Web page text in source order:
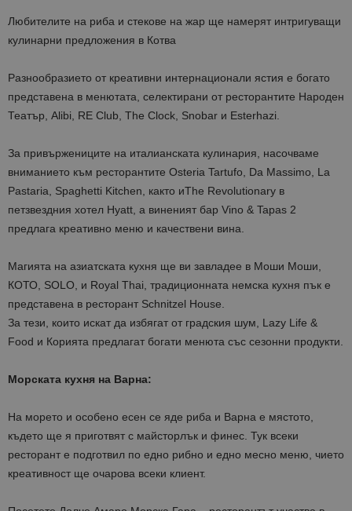
Любителите на риба и стекове на жар ще намерят интригуващи
кулинарни предложения в Котва
Разнообразието от креативни интернационали ястия е богато
представена в менютата, селектирани от ресторантите Народен
Театър, Alibi, RE Club, The Clock, Snobar и Esterhazi.
За привържениците на италианската кулинария, насочваме
вниманието към ресторантите Osteria Tartufo, Da Massimo, La
Pastaria, Spaghetti Kitchen, както иThe Revolutionary в
петзвездния хотел Hyatt, а виненият бар Vino & Tapas 2
предлага креативно меню и качествени вина.
Магията на азиатската кухня ще ви завладее в Моши Моши,
КОТО, SOLO, и Royal Thai, традиционната немска кухня пък е
представена в ресторант Schnitzel House.
За тези, които искат да избягат от градския шум, Lazy Life &
Food и Корията предлагат богати менюта със сезонни продукти.
Морската кухня на Варна:
На морето и особено есен се яде риба и Варна е мястото,
където ще я приготвят с майсторлък и финес. Тук всеки
ресторант е подготвил по едно рибно и едно месно меню, чието
креативност ще очарова всеки клиент.